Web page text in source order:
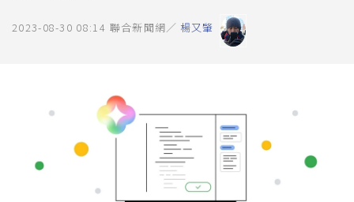
2023-08-30 08:14 聯合新聞網／ 楊又肇